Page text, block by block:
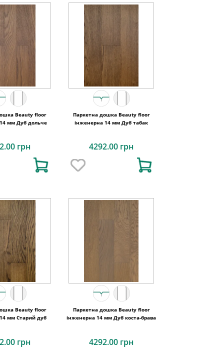
Beauty floor
мм Дуб дольче
грн
Паркетна дошка Beauty floor
інженерна 14 мм Дуб табак
4292.00 грн
Beauty floor
мм Старий дуб
грн
Паркетна дошка Beauty floor
інженерна 14 мм Дуб коста-брава
4292.00 грн